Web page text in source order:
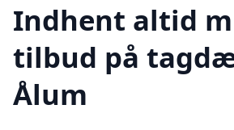
Indhent altid
tilbud på
Ålum